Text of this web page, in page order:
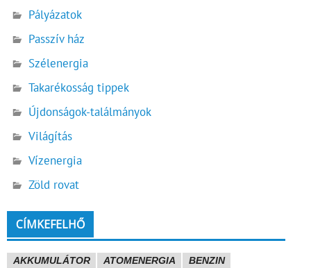
Pályázatok
Passzív ház
Szélenergia
Takarékosság tippek
Újdonságok-találmányok
Világítás
Vízenergia
Zöld rovat
CÍMKEFELHŐ
AKKUMULÁTOR ATOMENERGIA
BENZIN